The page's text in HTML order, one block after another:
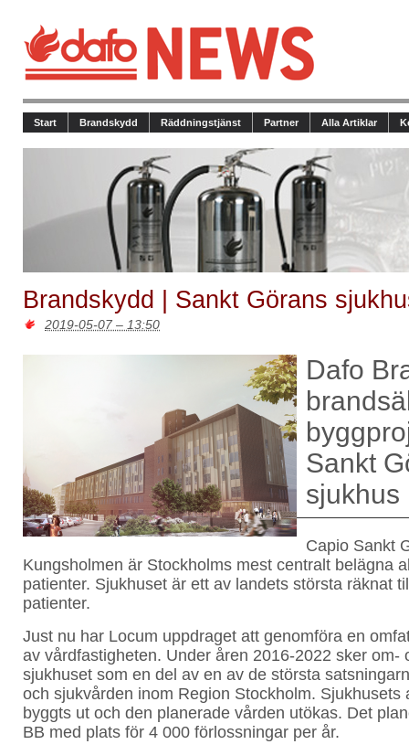
Start Brandskydd Räddningstjänst Partner Alla Artiklar
Brandskydd | Sankt Görans
2019-05-07 – 13:50
Dafo
Sankt
sjukhus
Capio Sankt
Kungsholmen är Stockholms mest centralt belägna
patienter. Sjukhuset är ett av landets största räknat
patienter.
Just nu har Locum uppdraget att genomföra en
av vårdfastigheten. Under åren 2016-2022 sker om-
sjukhuset som en del av en av de största
och sjukvården inom Region Stockholm. Sjukhusets
byggts ut och den planerade vården utökas. Det
BB med plats för 4 000 förlossningar per år.